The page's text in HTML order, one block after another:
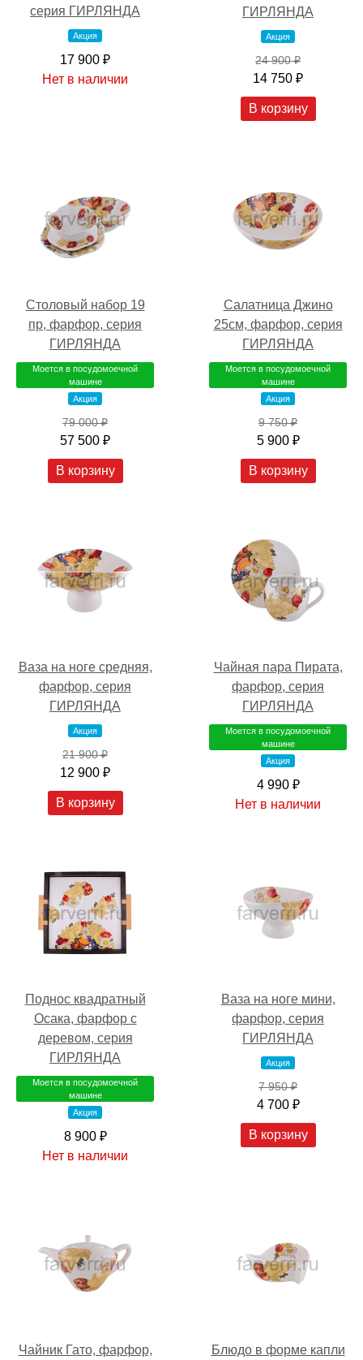
серия ГИРЛЯНДА
Акция
17 900 ₽
Нет в наличии
ГИРЛЯНДА
Акция
24 900 ₽
14 750 ₽
В корзину
Столовый набор 19
пр, фарфор, серия
ГИРЛЯНДА
Моется в посудомоечной
машине
Акция
79 000 ₽
57 500 ₽
В корзину
Салатница Джино
25см, фарфор, серия
ГИРЛЯНДА
Моется в посудомоечной
машине
Акция
9 750 ₽
5 900 ₽
В корзину
Ваза на ноге средняя,
фарфор, серия
ГИРЛЯНДА
Акция
21 900 ₽
12 900 ₽
В корзину
Чайная пара Пирата,
фарфор, серия
ГИРЛЯНДА
Моется в посудомоечной
машине
Акция
4 990 ₽
Нет в наличии
Поднос квадратный
Осака, фарфор с
деревом, серия
ГИРЛЯНДА
Моется в посудомоечной
машине
Акция
8 900 ₽
Нет в наличии
Ваза на ноге мини,
фарфор, серия
ГИРЛЯНДА
Акция
7 950 ₽
4 700 ₽
В корзину
Чайник Гато, фарфор, Блюдо в форме капли